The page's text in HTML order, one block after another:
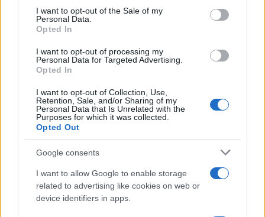
services and may gather and store information including but
not limited to your visit or usage behaviour. You may click to
grant or deny consent to Google and its third-party tags to
consent section.
I want to opt-out of the Sale of my
Personal Data.
Opted In
I want to opt-out of processing my
Personal Data for Targeted Advertising.
Opted In
I want to opt-out of Collection, Use,
Retention, Sale, and/or Sharing of my
Personal Data that Is Unrelated with the
Purposes for which it was collected.
Opted Out
Google consents
I want to allow Google to enable storage
related to advertising like cookies on web or
device identifiers in apps.
La data /L'8 agosto, quando la memoria dovrebbe insegnarci
qualcosa